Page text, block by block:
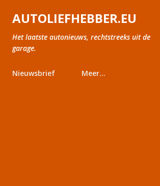
Doorgaan naar hoofdcontent
AUTOLIEFHEBBER.EU
Het laatste autonieuws, rechtstreeks uit de
garage.
Nieuwsbrief Meer…